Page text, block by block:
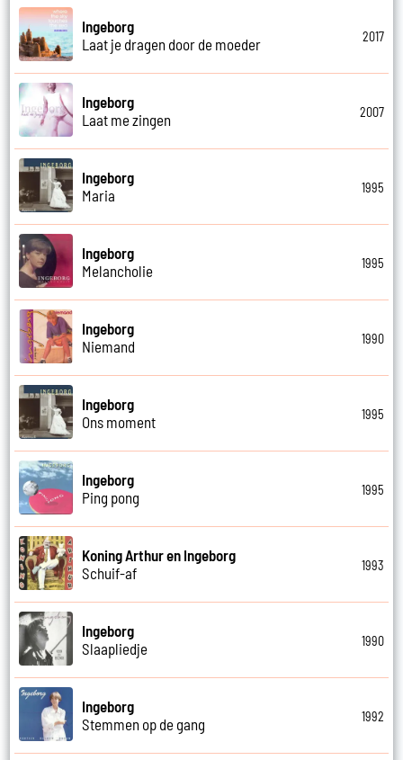
Ingeborg
Laat je dragen door de moeder
2017
Ingeborg
Laat me zingen
2007
Ingeborg
Maria
1995
Ingeborg
Melancholie
1995
Ingeborg
Niemand
1990
Ingeborg
Ons moment
1995
Ingeborg
Ping pong
1995
Koning Arthur en Ingeborg
Schuif-af
1993
Ingeborg
Slaapliedje
1990
Ingeborg
Stemmen op de gang
1992